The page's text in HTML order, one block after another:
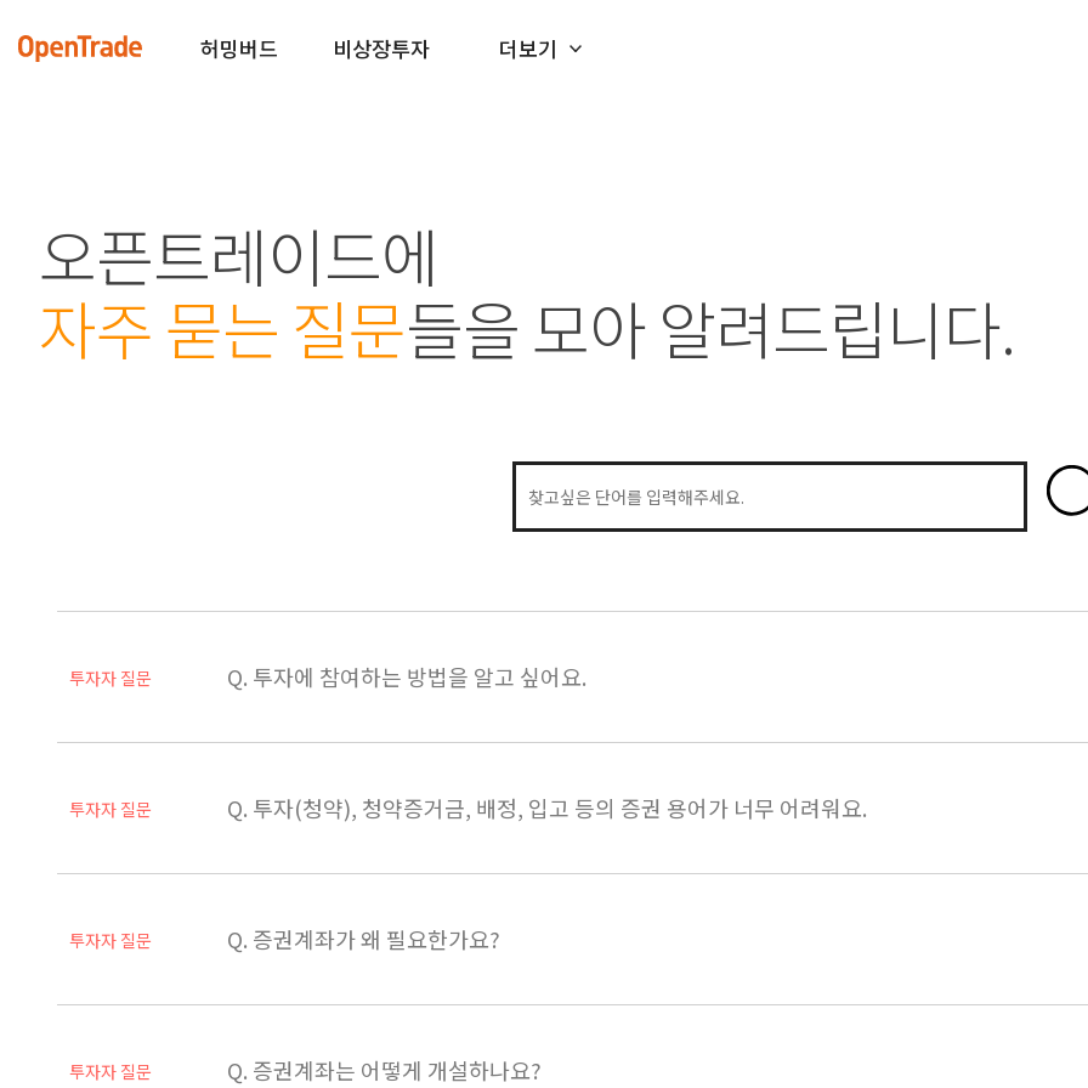
허밍버드 비상장투자 더보기
오픈트레이드에
자주 묻는 질문들을 모아 알려드립니다.
투자자 질문 Q. 투자에 참여하는 방법을 알고 싶어요.
투자자 질문 Q. 투자(청약), 청약증거금, 배정, 입고 등의 증권 용어가 너무 어려워요.
투자자 질문 Q. 증권계좌가 왜 필요한가요?
투자자 질문 Q. 증권계좌는 어떻게 개설하나요?